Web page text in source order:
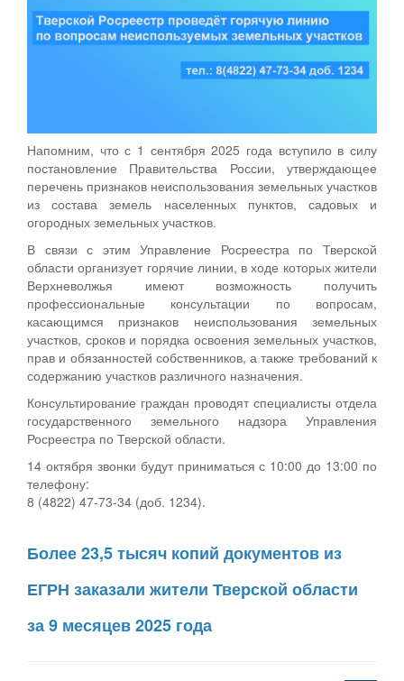
Напомним, что с 1 сентября 2025 года вступило в силу
постановление Правительства России, утверждающее
перечень признаков неиспользования земельных участков
из состава земель населенных пунктов, садовых и
огородных земельных участков.
В связи с этим Управление Росреестра по Тверской
области организует горячие линии, в ходе которых жители
Верхневолжья имеют возможность получить
профессиональные консультации по вопросам,
касающимся признаков неиспользования земельных
участков, сроков и порядка освоения земельных участков,
прав и обязанностей собственников, а также требований к
содержанию участков различного назначения.
Консультирование граждан проводят специалисты отдела
государственного земельного надзора Управления
Росреестра по Тверской области.
14 октября звонки будут приниматься с 10:00 до 13:00 по
телефону:
8 (4822) 47-73-34 (доб. 1234).
Более 23,5 тысяч копий документов из
ЕГРН заказали жители Тверской области
за 9 месяцев 2025 года